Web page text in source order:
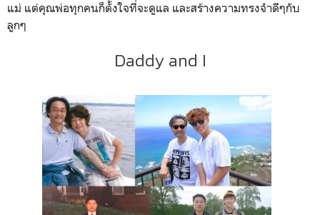
แม่ แต่คุณพ่อทุกคนก็ตั้งใจที่จะดูแล และสร้างความทรงจำดีๆกับ
ลูกๆ
Daddy and I